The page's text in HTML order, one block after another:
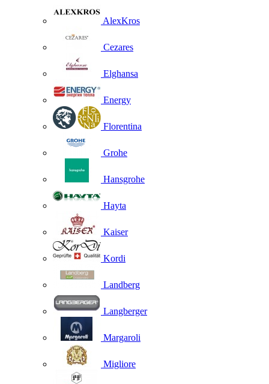
AlexKros
Cezares
Elghansa
Energy
Florentina
Grohe
Hansgrohe
Hayta
Kaiser
Kordi
Landberg
Langberger
Margaroli
Migliore